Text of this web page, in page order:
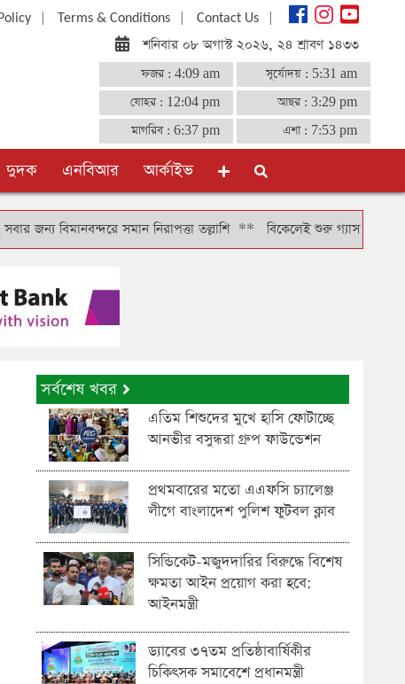
| Terms & Conditions| Contact Us|
শনিবার ০৮ অগাস্ট ২০২৬, ২৪ শ্রাবণ ১৪৩৩
ফজর : 4:09 am সূর্যোদয় : 5:31 am
যোহর : 12:04 pm আছর : 3:29 pm
মাগরিব : 6:37 pm এশা : 7:53 pm
দুদক এনবিআর আর্কাইভ
সমান নিরাপত্তা তল্লাশি**বিকেলেই শুরু গ্যাস সঞ্চালন, দুই-তিন
সর্বশেষ খবর
এতিম শিশুদের মুখে হাসি ফোটাচ্ছে
আনভীর বসুন্ধরা গ্রুপ ফাউন্ডেশন
প্রথমবারের মতো এএফসি চ্যালেঞ্জ
লীগে বাংলাদেশ পুলিশ ফুটবল ক্লাব
সিন্ডিকেট-মজুদদারির বিরুদ্ধে বিশেষ
ক্ষমতা আইন প্রয়োগ করা হবে:
আইনমন্ত্রী
ড্যাবের ৩৭তম প্রতিষ্ঠাবার্ষিকীর
চিকিৎসক সমাবেশে প্রধানমন্ত্রী